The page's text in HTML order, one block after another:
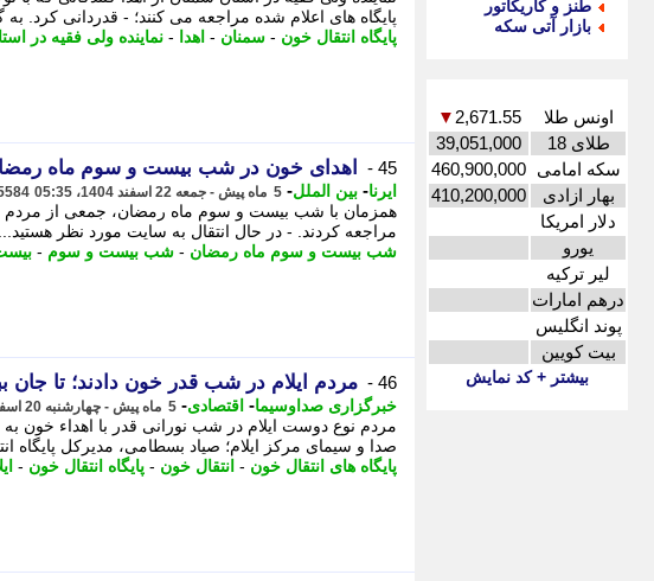
طنز و کاریکاتور
بازار آتی سکه
اونس طلا 2,671.55
▼
طلای 18
39,051,000
سکه امامی 460,900,000
بهار ازادی
410,200,000
دلار امریکا
یورو
لیر ترکیه
درهم امارات
پوند انگلیس
بیت کویین
بیشتر + کد نمایش
پایگاه های اعلام شده مراجعه می کنند؛ - قدردانی کرد.
پایگاه انتقال خون - سمنان - اهدا - نماینده ولی فقیه در
45 - اهدای خون در شب بیست و سوم ماه
ایرنا- بین الملل- 5 ماه پیش - جمعه 22 اسفند 1404، 05:35
همزمان با شب بیست و سوم ماه رمضان، جمعی از مردم
مراجعه کردند. - در ﺣﺎل اﻧﺘﻘﺎل ﺑﻪ ﺳﺎﯾﺖ ﻣﻮرد ﻧﻈﺮ ﻫﺴﺘﯿﺪ...
شب بیست و سوم ماه رمضان - شب بیست و سوم -
46 - مردم ایلام در شب قدر خون دادند؛ تا جان
خبرگزاری صداوسیما- اقتصادی- 5 ماه پیش - چهارشنبه 20 اسفند 1404، 21:45
مردم نوع دوست ایلام در شب نورانی قدر با اهداء خون
صدا و سیمای مرکز ایلام؛ صیاد بسطامی، مدیرکل پایگاه
پایگاه های انتقال خون - انتقال خون - پایگاه انتقال خون -